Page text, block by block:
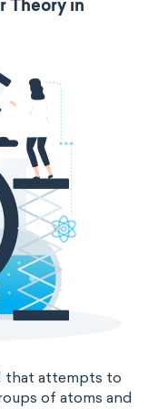
elements
chemistry
chemistry
Theory in
that attempts to
of atoms and